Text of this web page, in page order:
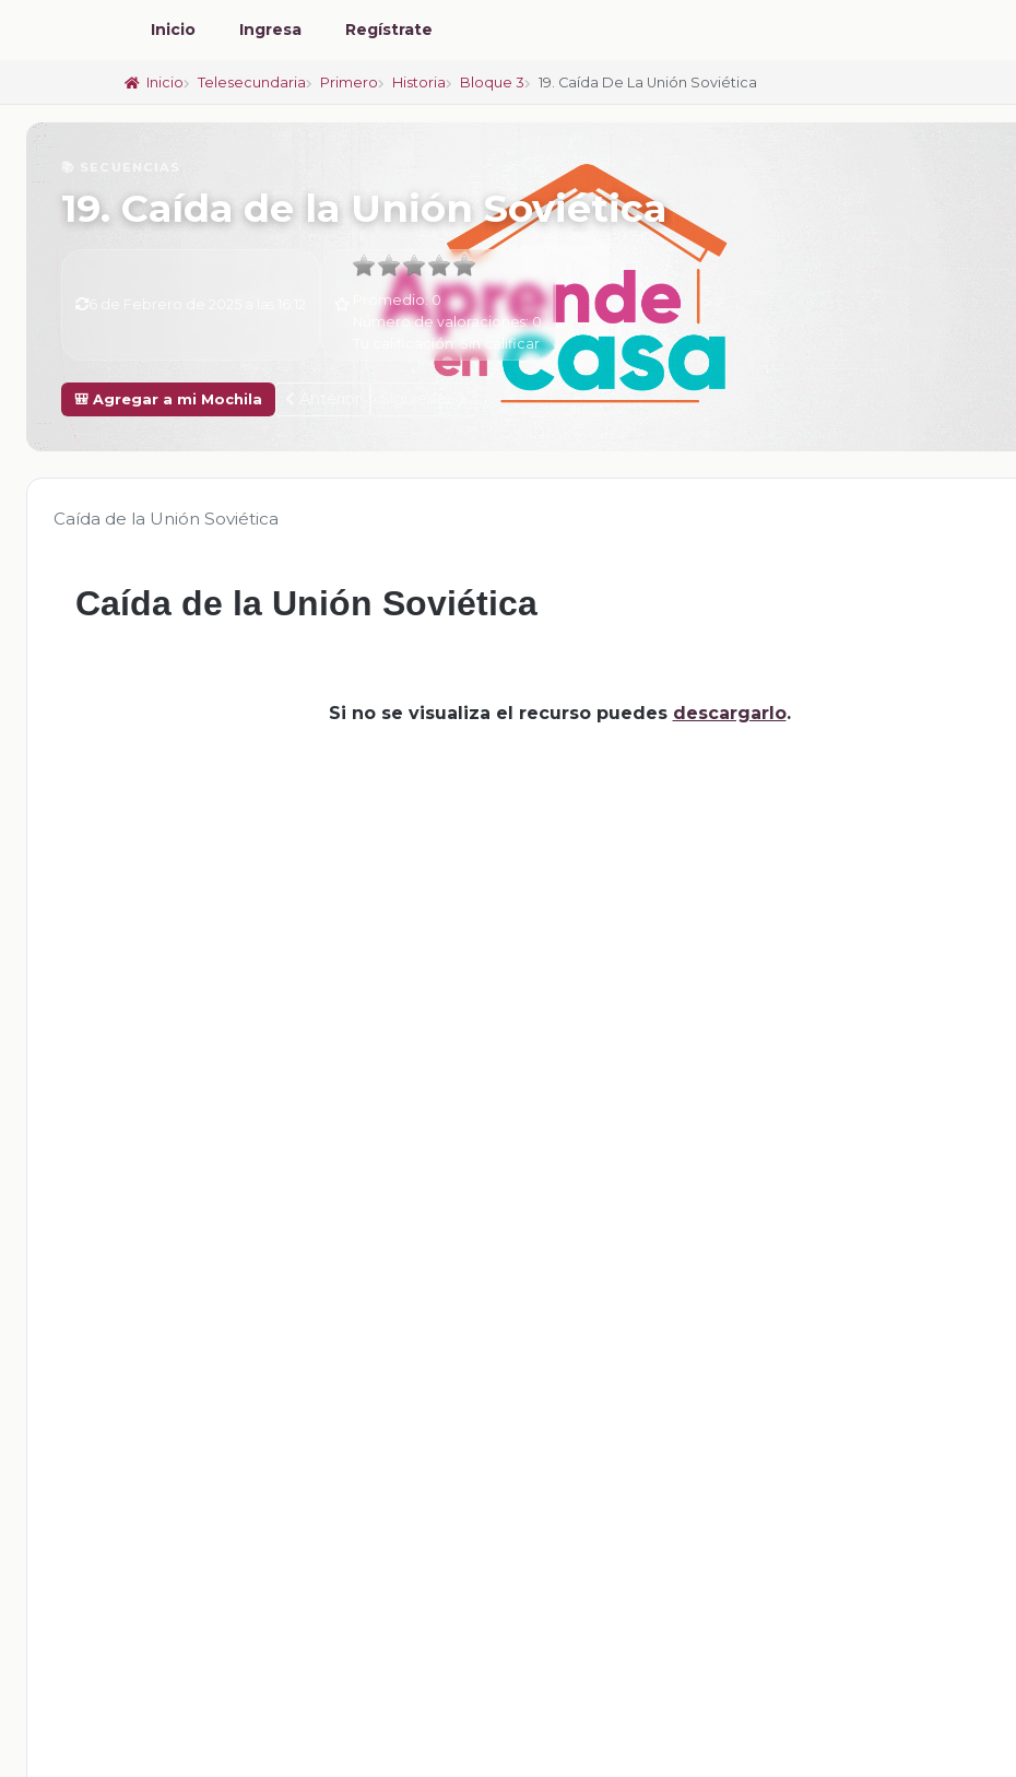
Inicio Ingresa Regístrate
Inicio Telesecundaria Primero Historia Bloque 3 19. Caída De La Unión Soviética
📚 SECUENCIAS
19. Caída de la Unión Soviética
Promedio: 0
Número de valoraciones:0
Tu calificación:Sin calificar
🎒 Agregar a mi Mochila
Caída de la Unión Soviética
Caída de la Unión Soviética
Si no se visualiza el recurso puedes descargarlo.